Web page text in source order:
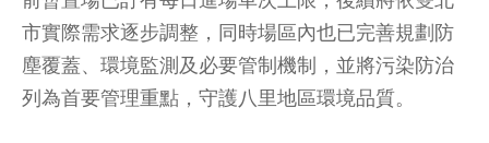
市實際需求逐步調整，同時場區內也已完善規劃防
塵覆蓋、環境監測及必要管制機制，並將污染防治
列為首要管理重點，守護八里地區環境品質。